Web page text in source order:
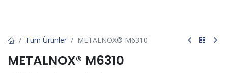
Tüm Ürünler METALNOX® M6310
METALNOX® M6310